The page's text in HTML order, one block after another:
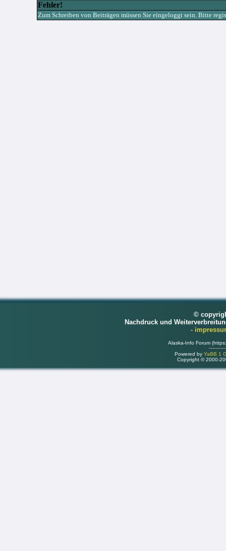
Fehler!
Zum Schreiben von Beiträgen müssen Sie eingeloggt sein. Bitte
©
Nachdruck und
-
Alaska-Info Forum
Powered by YaBB 1
Copyright © 2000-